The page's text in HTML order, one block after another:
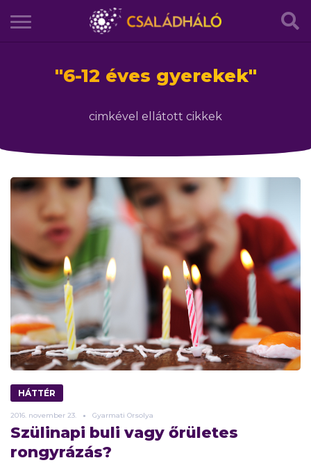
"6-12 éves gyerekek"
cimkével ellátott cikkek
HÁTTÉR
2016. november 23. Gyarmati Orsolya
Szülinapi buli vagy őrületes
rongyrázás?